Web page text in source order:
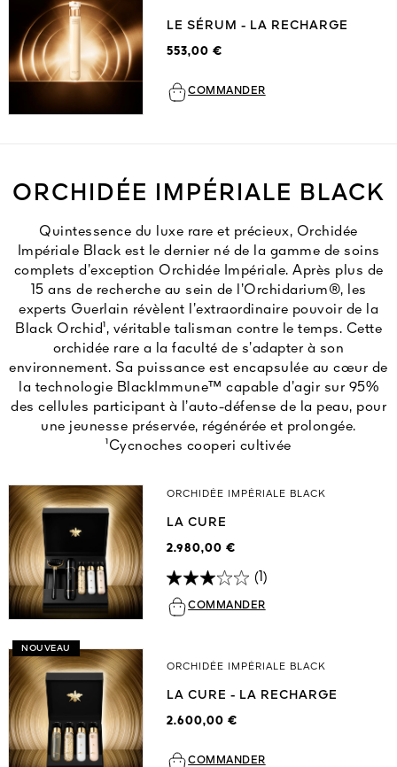
LE SÉRUM - LA RECHARGE
553,00 €
COMMANDER
ORCHIDÉE IMPÉRIALE BLACK
Quintessence du luxe rare et précieux, Orchidée
Impériale Black est le dernier né de la gamme de soins
complets d’exception Orchidée Impériale. Après plus de
15 ans de recherche au sein de l’Orchidarium®, les
experts Guerlain révèlent l’extraordinaire pouvoir de la
Black Orchid¹, véritable talisman contre le temps. Cette
orchidée rare a la faculté de s’adapter à son
environnement. Sa puissance est encapsulée au cœur de
la technologie BlackImmune™ capable d’agir sur 95%
des cellules participant à l’auto-défense de la peau, pour
une jeunesse préservée, régénérée et prolongée.
¹Cycnoches cooperi cultivée
ORCHIDÉE IMPÉRIALE BLACK
LA CURE
2.980,00 €
(1)
COMMANDER
NOUVEAU
ORCHIDÉE IMPÉRIALE BLACK
LA CURE - LA RECHARGE
2.600,00 €
COMMANDER